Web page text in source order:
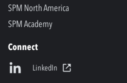
SPM North America
SPM Academy
Connect
LinkedIn